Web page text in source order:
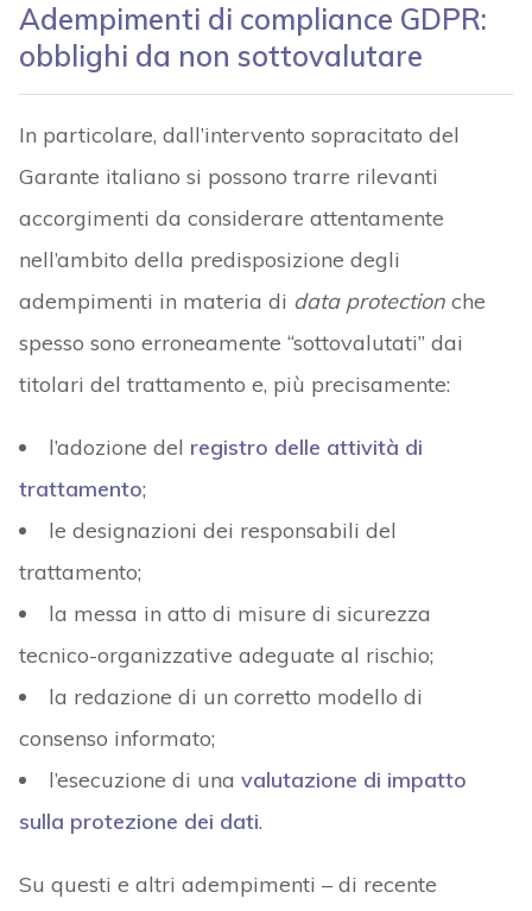
Adempimenti di compliance GDPR:
obblighi da non sottovalutare
In particolare, dall’intervento sopracitato del
Garante italiano si possono trarre rilevanti
accorgimenti da considerare attentamente
nell’ambito della predisposizione degli
adempimenti in materia di data protectionche
spesso sono erroneamente “sottovalutati” dai
titolari del trattamento e, più precisamente:
l’adozione del registro delle attività di
trattamento;
le designazioni dei responsabili del
trattamento;
la messa in atto di misure di sicurezza
tecnico-organizzative adeguate al rischio;
la redazione di un corretto modello di
consenso informato;
l’esecuzione di una valutazione di impatto
sulla protezione dei dati.
Su questi e altri adempimenti – di recente